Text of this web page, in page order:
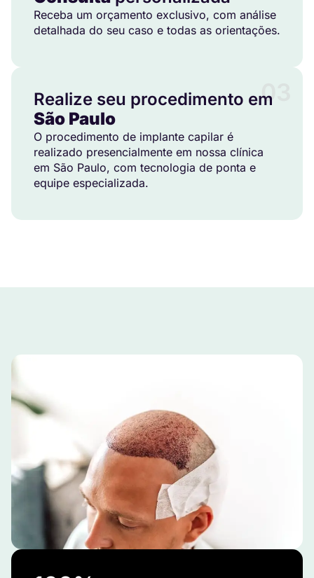
Receba um orçamento exclusivo, com análise
detalhada do seu caso e todas as orientações.
03
Realize seu procedimento em
São Paulo
O procedimento de implante capilar é
realizado presencialmente em nossa clínica
em São Paulo, com tecnologia de ponta e
equipe especializada.